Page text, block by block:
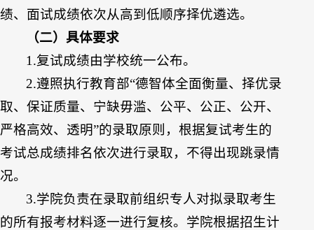
绩、面试成绩依次从高到低顺序择优遴选。
（二）具体要求
1.复试成绩由学校统一公布。
2.遵照执行教育部“德智体全面衡量、择优录
取、保证质量、宁缺毋滥、公平、公正、公开、
严格高效、透明”的录取原则，根据复试考生的
考试总成绩排名依次进行录取，不得出现跳录情
况。
3.学院负责在录取前组织专人对拟录取考生
的所有报考材料逐一进行复核。学院根据招生计